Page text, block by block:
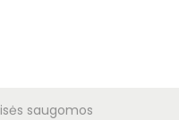
saugomos